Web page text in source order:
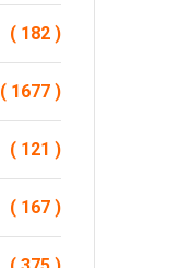
( 182 )
( 1677 )
( 121 )
( 167 )